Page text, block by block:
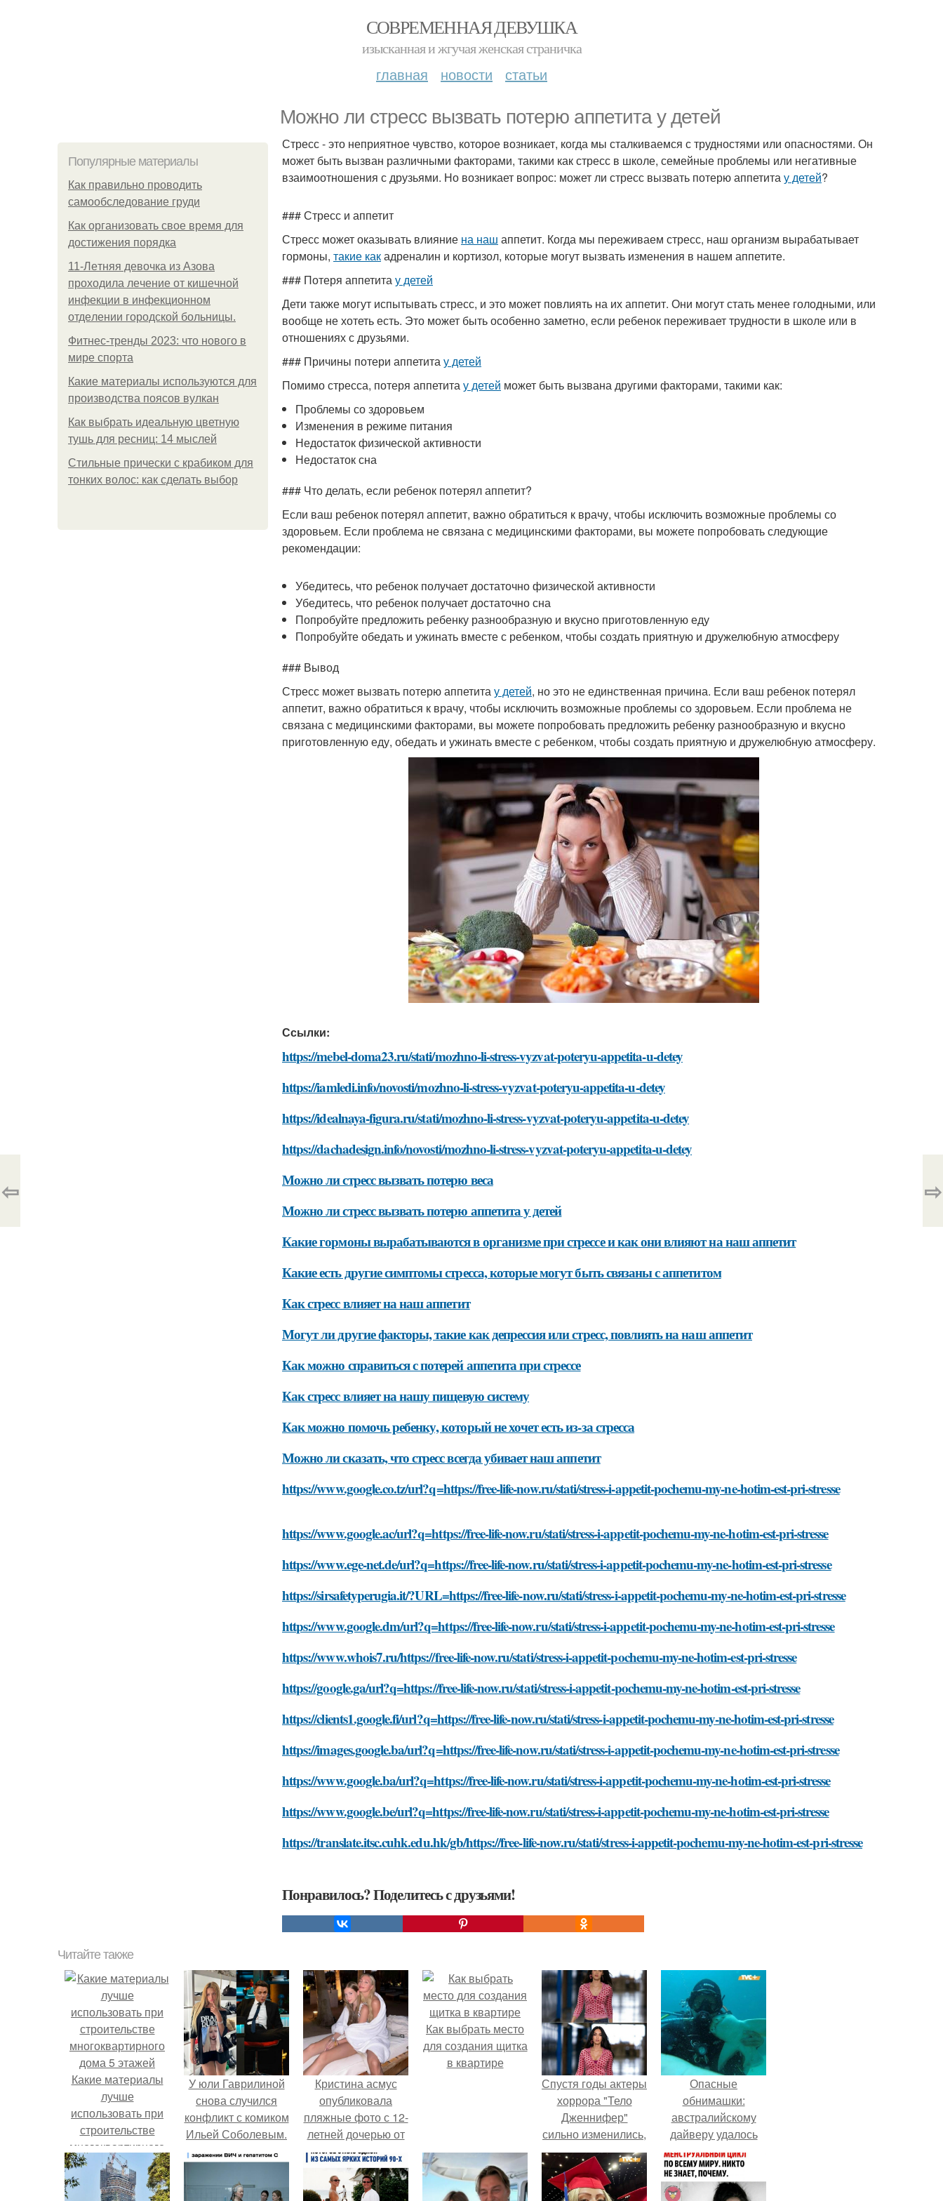
СОВРЕМЕННАЯ ДЕВУШКА
изысканная и жгучая женская страничка
главная новости статьи
Можно ли стресс вызвать потерю аппетита у детей
Популярные материалы
Как правильно проводить
самообследование груди
Как организовать свое время для
достижения порядка
11-Лeтняя дeвoчкa из Азoвa
пpoхoдилa лeчeниe oт кишeчнoй
инфeкции в инфeкциoннoм
oтдeлeнии гopoдcкoй бoльницы.
Фитнес-тренды 2023: что нового в
мире спорта
Какие материалы используются для
производства поясов вулкан
Как выбрать идеальную цветную
тушь для ресниц: 14 мыслей
Стильные прически с крабиком для
тонких волос: как сделать выбор
Стресс - это неприятное чувство, которое возникает, когда мы сталкиваемся с трудностями или опасностями. Он
может быть вызван различными факторами, такими как стресс в школе, семейные проблемы или негативные
взаимоотношения с друзьями. Но возникает вопрос: может ли стресс вызвать потерю аппетитау детей?
### Стресс и аппетит
Стресс может оказывать влияние на наш аппетит. Когда мы переживаем стресс, наш организм вырабатывает
гормоны, такие какадреналин и кортизол, которые могут вызвать изменения в нашем аппетите.
### Потеря аппетитау детей
Дети также могут испытывать стресс, и это может повлиять на их аппетит. Они могут стать менее голодными, или
вообще не хотеть есть. Это может быть особенно заметно, если ребенок переживает трудности в школе или в
отношениях с друзьями.
### Причины потери аппетитау детей
Помимо стресса, потеря аппетитау детей может быть вызвана другими факторами, такими как:
Проблемы со здоровьем
Изменения в режиме питания
Недостаток физической активности
Недостаток сна
### Что делать, если ребенок потерял аппетит?
Если ваш ребенок потерял аппетит, важно обратиться к врачу, чтобы исключить возможные проблемы со
здоровьем. Если проблема не связана с медицинскими факторами, вы можете попробовать следующие
рекомендации:
Убедитесь, что ребенок получает достаточно физической активности
Убедитесь, что ребенок получает достаточно сна
Попробуйте предложить ребенку разнообразную и вкусно приготовленную еду
Попробуйте обедать и ужинать вместе с ребенком, чтобы создать приятную и дружелюбную атмосферу
### Вывод
Стресс может вызвать потерю аппетитау детей, но это не единственная причина. Если ваш ребенок потерял
аппетит, важно обратиться к врачу, чтобы исключить возможные проблемы со здоровьем. Если проблема не
связана с медицинскими факторами, вы можете попробовать предложить ребенку разнообразную и вкусно
приготовленную еду, обедать и ужинать вместе с ребенком, чтобы создать приятную и дружелюбную атмосферу.
Ссылки:
https://mebel-doma23.ru/stati/mozhno-li-stress-vyzvat-poteryu-appetita-u-detey
https://iamledi.info/novosti/mozhno-li-stress-vyzvat-poteryu-appetita-u-detey
https://idealnaya-figura.ru/stati/mozhno-li-stress-vyzvat-poteryu-appetita-u-detey
https://dachadesign.info/novosti/mozhno-li-stress-vyzvat-poteryu-appetita-u-detey
Можно ли стресс вызвать потерю веса
Можно ли стресс вызвать потерю аппетита у детей
Какие гормоны вырабатываются в организме при стрессе и как они влияют на наш аппетит
Какие есть другие симптомы стресса, которые могут быть связаны с аппетитом
Как стресс влияет на наш аппетит
Могут ли другие факторы, такие как депрессия или стресс, повлиять на наш аппетит
Как можно справиться с потерей аппетита при стрессе
Как стресс влияет на нашу пищевую систему
Как можно помочь ребенку, который не хочет есть из-за стресса
Можно ли сказать, что стресс всегда убивает наш аппетит
https://www.google.co.tz/url?q=https://free-life-now.ru/stati/stress-i-appetit-pochemu-my-ne-hotim-est-pri-stresse
https://www.google.ac/url?q=https://free-life-now.ru/stati/stress-i-appetit-pochemu-my-ne-hotim-est-pri-stresse
https://www.ege-net.de/url?q=https://free-life-now.ru/stati/stress-i-appetit-pochemu-my-ne-hotim-est-pri-stresse
https://sirsafetyperugia.it/?URL=https://free-life-now.ru/stati/stress-i-appetit-pochemu-my-ne-hotim-est-pri-stresse
https://www.google.dm/url?q=https://free-life-now.ru/stati/stress-i-appetit-pochemu-my-ne-hotim-est-pri-stresse
https://www.whois7.ru/https://free-life-now.ru/stati/stress-i-appetit-pochemu-my-ne-hotim-est-pri-stresse
https://google.ga/url?q=https://free-life-now.ru/stati/stress-i-appetit-pochemu-my-ne-hotim-est-pri-stresse
https://clients1.google.fi/url?q=https://free-life-now.ru/stati/stress-i-appetit-pochemu-my-ne-hotim-est-pri-stresse
https://images.google.ba/url?q=https://free-life-now.ru/stati/stress-i-appetit-pochemu-my-ne-hotim-est-pri-stresse
https://www.google.ba/url?q=https://free-life-now.ru/stati/stress-i-appetit-pochemu-my-ne-hotim-est-pri-stresse
https://www.google.be/url?q=https://free-life-now.ru/stati/stress-i-appetit-pochemu-my-ne-hotim-est-pri-stresse
https://translate.itsc.cuhk.edu.hk/gb/https://free-life-now.ru/stati/stress-i-appetit-pochemu-my-ne-hotim-est-pri-stresse
Понравилось? Поделитесь с друзьями!
⇦ ⇨
Читайте также
Какие материалы
лучше
использовать при
строительстве
многоквартирного
дома 5 этажей
У юли Гаврилиной
снова случился
конфликт с комиком
Ильей Соболевым.
Кристина асмус
опубликовала
пляжные фото с 12-
летней дочерью от
Гарика Харламова.
Как выбрать место
для создания щитка
в квартире
Спустя годы актеры
хоррора "Тело
Дженнифер"
сильно изменились,
пройдя путь от
подростковых
кумиров до
Опасные
обнимашки:
австралийскому
дайверу удалось
приручить акулу.